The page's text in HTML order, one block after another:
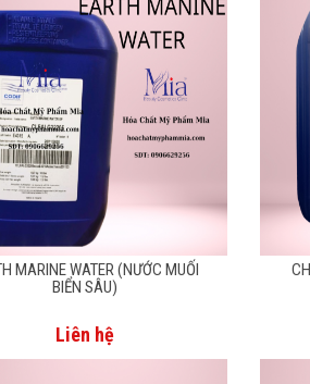
MARINE WATER (NƯỚC MUỐI
BIỂN SÂU)
Liên hệ